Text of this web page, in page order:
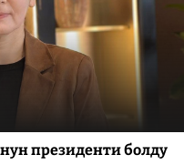
президенти болду